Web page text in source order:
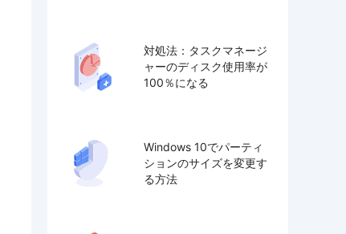
対処法：タスクマネージ
ャーのディスク使用率が
100％になる
Windows 10でパーティ
ションのサイズを変更す
る方法